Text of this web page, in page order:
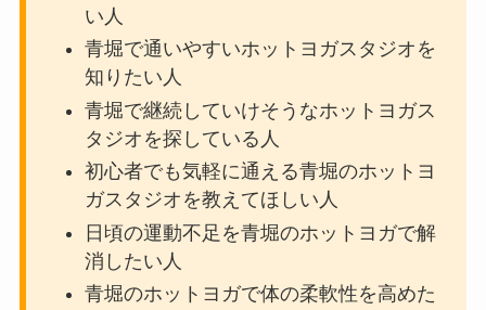
い人
青堀で通いやすいホットヨガスタジオを
知りたい人
青堀で継続していけそうなホットヨガス
タジオを探している人
初心者でも気軽に通える青堀のホットヨ
ガスタジオを教えてほしい人
日頃の運動不足を青堀のホットヨガで解
消したい人
青堀のホットヨガで体の柔軟性を高めた